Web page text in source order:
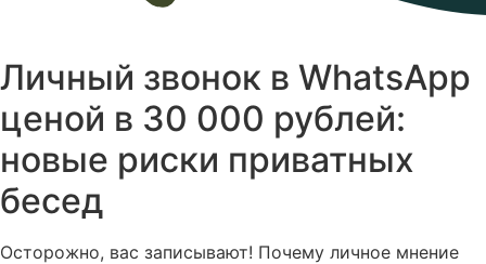
Личный звонок в WhatsApp
ценой в 30 000 рублей:
новые риски приватных
бесед
Осторожно, вас записывают! Почему личное мнение